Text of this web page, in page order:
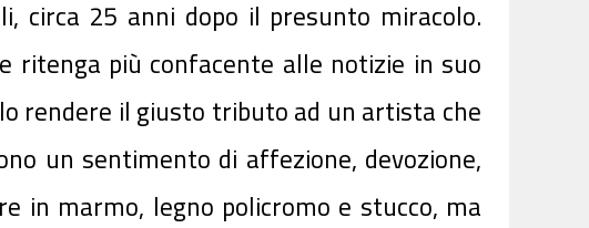
circa 25 anni dopo il presunto miracolo.
ritenga più confacente alle notizie in suo
rendere il giusto tributo ad un artista che
un sentimento di affezione, devozione,
in marmo, legno policromo e stucco, ma